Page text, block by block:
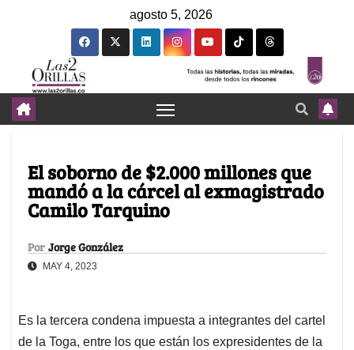
agosto 5, 2026
El soborno de $2.000 millones que
mandó a la cárcel al exmagistrado
Camilo Tarquino
Por Jorge González
MAY 4, 2023
Es la tercera condena impuesta a integrantes del cartel
de la Toga, entre los que están los expresidentes de la